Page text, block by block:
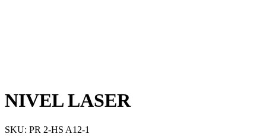
NIVEL LASER
SKU: PR 2-HS A12-1